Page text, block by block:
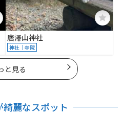
唐澤山神社
神社｜寺院
と見る
麗なスポット